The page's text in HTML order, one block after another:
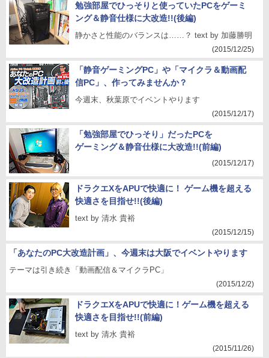
勉強部屋でひっそりと使っていたPCをゲーミ
ング＆静音仕様に大改造!!(後編)
静かさと性能のバランスは……？ text by 加藤勝明
(2015/12/25)
「静音ゲーミングPC」や「マイクラ＆動画配
信PC」、作ってみませんか？
今週末、秋葉原でイベントやります
(2015/12/17)
「勉強部屋でひっそり」だったPCを
ゲーミング＆静音仕様に大改造!!(前編)
(2015/12/17)
ドラクエXをAPUで快適に！ ゲーム機を超える
快適さを目指せ!!(後編)
text by 清水 貴裕
(2015/12/15)
「あなたのPC大改造計画」、今週末は大阪でイベントやります
テーマは引き続き「動画配信＆マイクラPC」
(2015/12/2)
ドラクエXをAPUで快適に！ゲーム機を超える
快適さを目指せ!!(前編)
text by 清水 貴裕
(2015/11/26)